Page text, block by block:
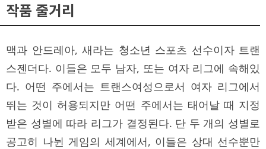
작품 줄거리
맥과 안드레아, 새라는 청소년 스포츠 선수이자 트랜
스젠더다. 이들은 모두 남자, 또는 여자 리그에 속해있
다. 어떤 주에서는 트랜스여성으로서 여자 리그에서
뛰는 것이 허용되지만 어떤 주에서는 태어날 때 지정
받은 성별에 따라 리그가 결정된다. 단 두 개의 성별로
공고히 나뉜 게임의 세계에서, 이들은 상대 선수뿐만